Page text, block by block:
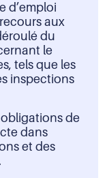
d’emploi
aux
du
le
tels que les
inspections
de
dans
et des